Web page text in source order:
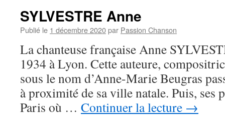
SYLVESTRE Anne
Publié le 1 décembre 2020par Passion Chanson
La chanteuse française Anne
1934 à Lyon. Cette auteure,
sous le nom d’Anne-Marie Beugras
à proximité de sa ville natale. Puis, ses
Paris où … Continuer la lecture →